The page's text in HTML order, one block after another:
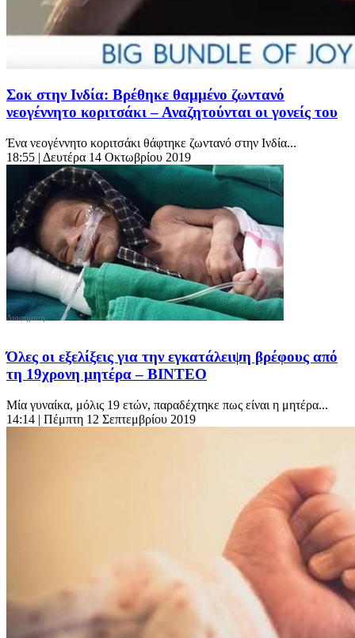
Σοκ στην Ινδία: Βρέθηκε θαμμένο ζωντανό
νεογέννητο κοριτσάκι – Αναζητούνται οι γονείς του
Ένα νεογέννητο κοριτσάκι θάφτηκε ζωντανό στην Ινδία...
18:55 | Δευτέρα 14 Οκτωβρίου 2019
Όλες οι εξελίξεις για την εγκατάλειψη βρέφους από
τη 19χρονη μητέρα – BINTEO
Μία γυναίκα, μόλις 19 ετών, παραδέχτηκε πως είναι η μητέρα...
14:14 | Πέμπτη 12 Σεπτεμβρίου 2019